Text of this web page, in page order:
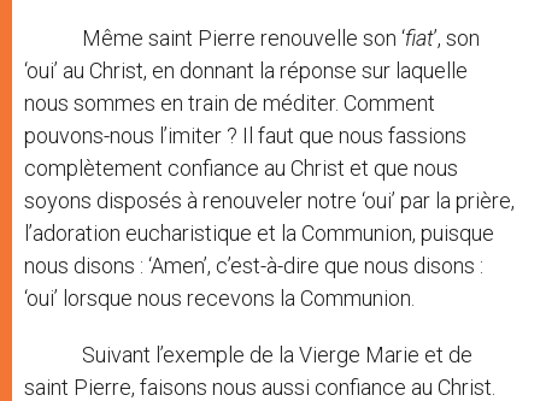
Même saint Pierre renouvelle son ‘fiat’, son
‘oui’ au Christ, en donnant la réponse sur laquelle
nous sommes en train de méditer. Comment
pouvons-nous l’imiter ? Il faut que nous fassions
complètement confiance au Christ et que nous
soyons disposés à renouveler notre ‘oui’ par la prière,
l’adoration eucharistique et la Communion, puisque
nous disons : ‘Amen’, c’est-à-dire que nous disons :
‘oui’ lorsque nous recevons la Communion.
Suivant l’exemple de la Vierge Marie et de
saint Pierre, faisons nous aussi confiance au Christ.